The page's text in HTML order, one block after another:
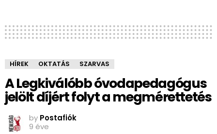
HÍREK OKTATÁS SZARVAS
A Legkiválóbb óvodapedagógus
jelölt díjért folyt a megmérettetés
by Postafiók
9 éve